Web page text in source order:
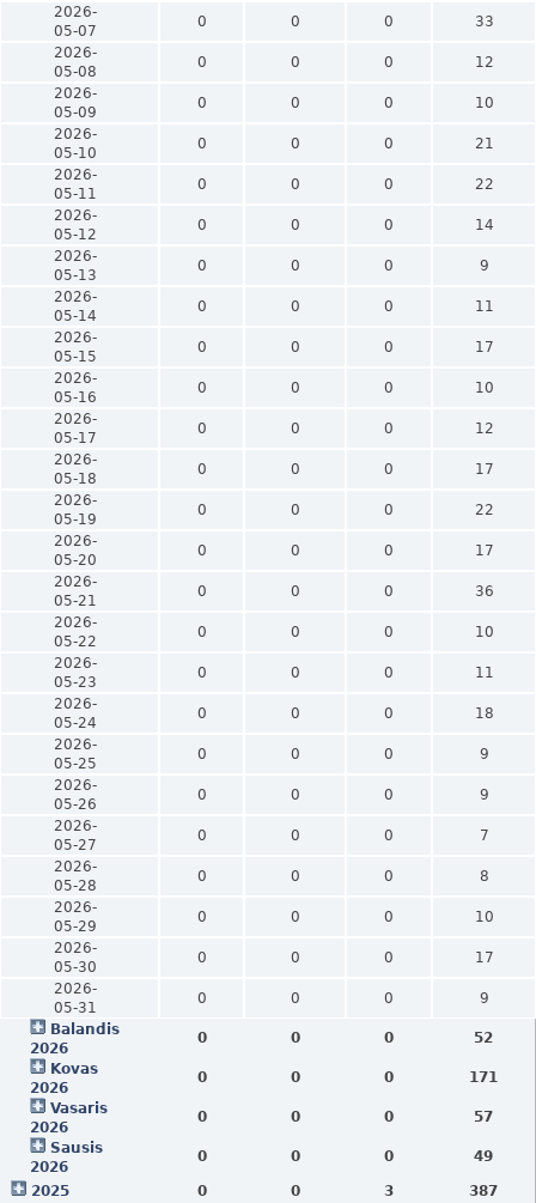
2026-
05-07
0 0 0
33
2026-
05-08
0 0 0
12
2026-
05-09
0 0 0
10
2026-
05-10
0 0 0
21
2026-
05-11
0 0 0
22
2026-
05-12
0 0 0
14
2026-
05-13
0 0 0
9
2026-
05-14
0 0 0
11
2026-
05-15
0 0 0
17
2026-
05-16
0 0 0
10
2026-
05-17
0 0 0
12
2026-
05-18
0 0 0
17
2026-
05-19
0 0 0
22
2026-
05-20
0 0 0
17
2026-
05-21
0 0 0
36
2026-
05-22
0 0 0
10
2026-
05-23
0 0 0
11
2026-
05-24
0 0 0
18
2026-
05-25
0 0 0
9
2026-
05-26
0 0 0
9
2026-
05-27
0 0 0
7
2026-
05-28
0 0 0
8
2026-
05-29
0 0 0
10
2026-
05-30
0 0 0
17
2026-
05-31
0 0 0
9
Balandis
2026
0 0 0
52
Kovas
2026
0 0 0
171
Vasaris
2026
0 0 0
57
Sausis
2026
0 0 0
49
2025
0 0 3 387